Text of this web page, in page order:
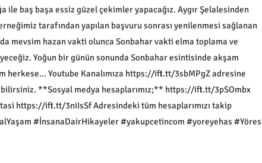
ile baş başa essiz güzel çekimler yapacağız. Aygır Şelalesinden
tarafından yapılan başvuru sonrası yenilenmesi sağlanan
mevsim hazan vakti olunca Sonbahar vakti elma toplama ve
Yoğun bir günün sonunda Sonbahar esintisinde akşam
herkese... Youtube Kanalımıza https://ift.tt/3sbMPgZ adresine
**Sosyal medya hesaplarımız;** https://ift.tt/3pSOmbx
https://ift.tt/3niIsSf Adresindeki tüm hesaplarımızı takip
#İnsanaDairHikayeler #yakupcetincom #yoreyehas